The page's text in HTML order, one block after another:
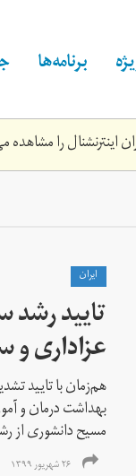
برنامه‌ها
را
ايران
تایید رشد
عزاداری
هم‌زمان با تایید
بهداشت درمان و
مسیح دانشوری از
۲۶ شهریور ۱۳۹۹